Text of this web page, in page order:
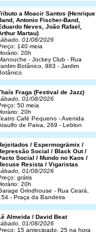
a Moacir Santos (Henrique
Antonio Fischer-Band,
Neves, João Rafael,
Martau)
01/08/2026
140 meia
20h
- Jockey Club - Rua
Botânico, 983 - Jardim
Fraga (Festival de Jazz)
01/08/2026
50 meia
20h
Café Pequeno - Avenida
de Paiva, 269 - Leblon
/ Espermogrämix /
Social / Black Out /
Social / Mundo no Kaos /
Resista / Vigaristas
01/08/2026
grátis
20h
Grindhouse - Rua Ceará,
- Praça da Bandeira
Almeida / David Beat
01/08/2026
15 antecipado, 25 na hora